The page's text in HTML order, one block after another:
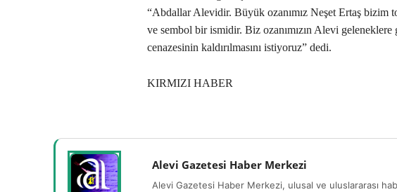
“Abdallar Alevidir. Büyük ozanımız Neşet Ertaş bizim
ve sembol bir ismidir. Biz ozanımızın Alevi geleneklere
cenazesinin kaldırılmasını istiyoruz” dedi.
KIRMIZI HABER
Alevi Gazetesi Haber Merkezi
Alevi Gazetesi Haber Merkezi, ulusal ve uluslararası